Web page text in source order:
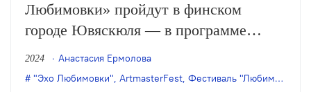
Любимовки» пройдут в финском
городе Ювяскюля — в программе
Международного театрального
фестиваля-мастерской «ArtmasterFest
2024
Анастасия Ермолова
"Эхо Любимовки", ArtmasterFest, Фестиваль "Любимовка"